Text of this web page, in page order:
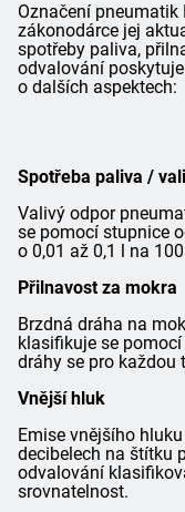
Označení pneumatik
zákonodárce jej
spotřeby paliva,
odvalování
o dalších aspektech:
Spotřeba paliva /
Valivý odpor
se pomocí stupnice
o 0,01 až 0,1 l na
Přilnavost za mokra
Brzdná dráha na
klasifikuje se
dráhy se pro každou
Vnější hluk
Emise vnějšího
decibelech na štítku
odvalování
srovnatelnost.